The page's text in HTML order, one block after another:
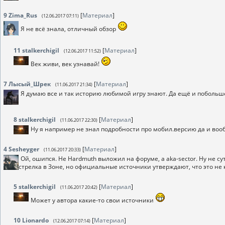
9Zima_Rus (12.06.2017 07:11) [Материал]
Я не всё знала, отличный обзор
11 stalkerchigil (12.06.2017 11:52) [Материал]
Век живи, век узнавай!
7Лысый_Шрек (11.06.2017 21:34) [Материал]
Я думаю все и так историю любимой игру знают. Да ещё и
8stalkerchigil (11.06.2017 22:30) [Материал]
Ну я например не знал подробности про мобил.версию да и
4Sesheyger (11.06.2017 20:33) [Материал]
Ой, ошипся. Не Hardmuth выложил на форуме, а aka-sector. Ну не
стрелка в Зоне, но официальные источники утверждают, что это
5stalkerchigil (11.06.2017 20:42) [Материал]
Может у автора какие-то свои источники
10 Lionardo (12.06.2017 07:14) [Материал]